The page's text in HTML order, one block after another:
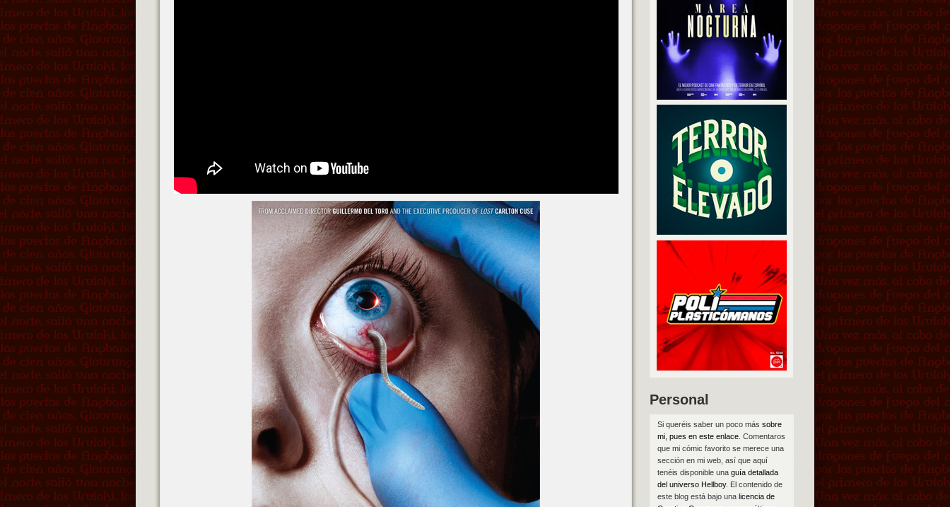
Personal
Si queréis saber un poco más sobre
mi, pues en este enlace. Comentaros
que mi cómic favorito se merece una
sección en mi web, así que aquí
tenéis disponible una guía detallada
del universo Hellboy. El contenido de
este blog está bajo una licencia de